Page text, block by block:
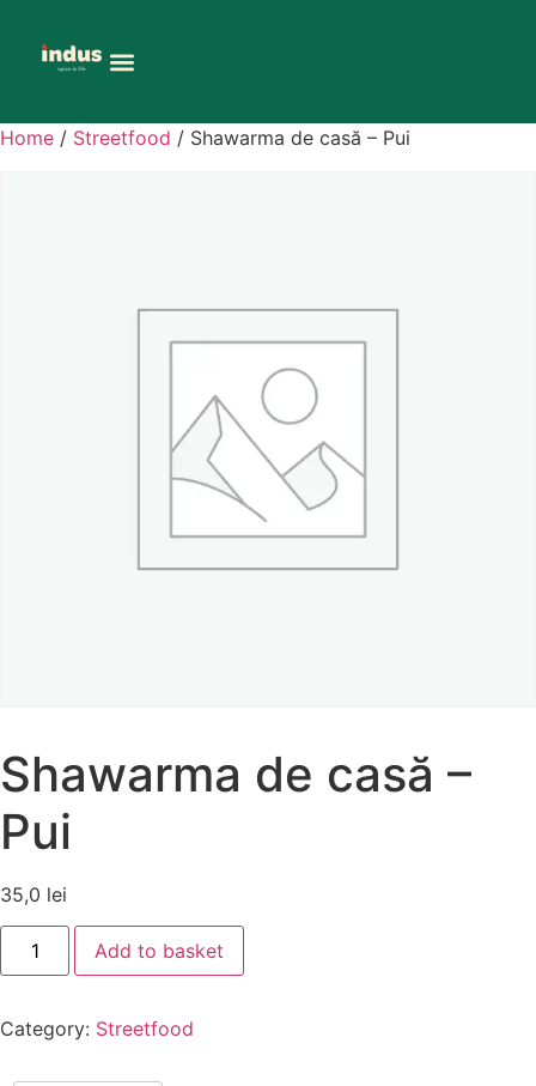
Home / Streetfood / Shawarma de casă – Pui
Shawarma de casă –
Pui
35,0 lei
Add to basket
Category: Streetfood